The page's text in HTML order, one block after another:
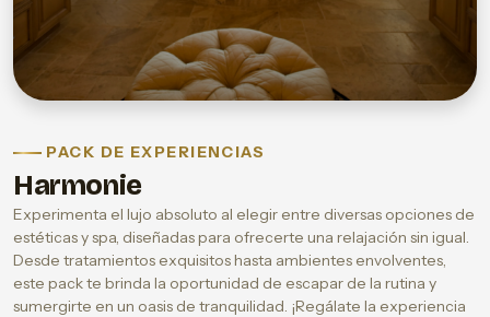
PACK DE EXPERIENCIAS
Harmonie
Experimenta el lujo absoluto al elegir entre diversas opciones de
estéticas y spa, diseñadas para ofrecerte una relajación sin igual.
Desde tratamientos exquisitos hasta ambientes envolventes,
este pack te brinda la oportunidad de escapar de la rutina y
sumergirte en un oasis de tranquilidad. ¡Regálate la experiencia